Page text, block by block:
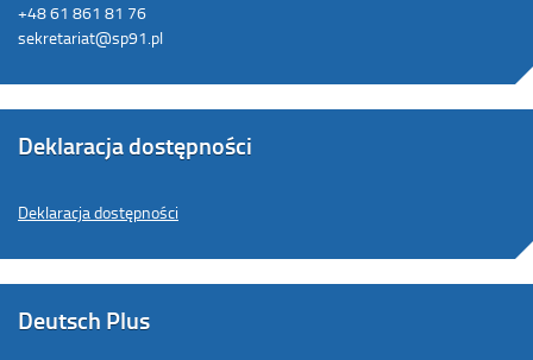
+48 61 861 81 76
sekretariat@sp91.pl
Deklaracja dostępności
Deklaracja dostępności
Deutsch Plus